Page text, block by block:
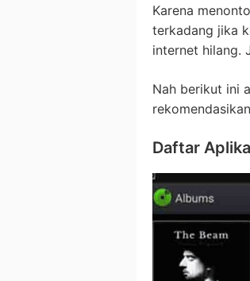
Karena
terkadang jika
internet hilang.
Nah berikut ini
Daftar